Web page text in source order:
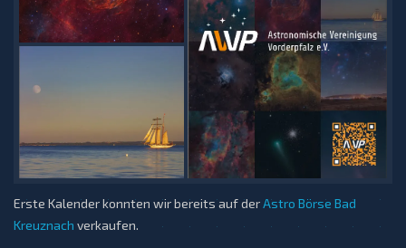
Erste Kalender konnten wir bereits auf derAstro Börse Bad
Kreuznach verkaufen.